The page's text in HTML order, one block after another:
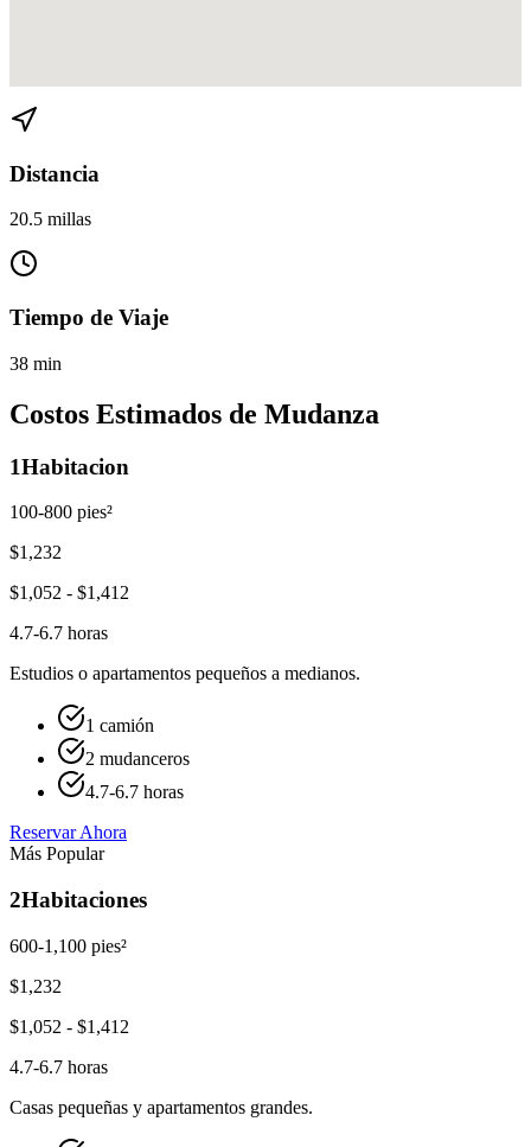
Distancia
20.5 millas
Tiempo de Viaje
38 min
Costos Estimados de Mudanza
1Habitacion
100-800 pies²
$1,232
$1,052 - $1,412
4.7-6.7 horas
Estudios o apartamentos pequeños a medianos.
1 camión
2 mudanceros
4.7-6.7 horas
Reservar Ahora
Más Popular
2Habitaciones
600-1,100 pies²
$1,232
$1,052 - $1,412
4.7-6.7 horas
Casas pequeñas y apartamentos grandes.